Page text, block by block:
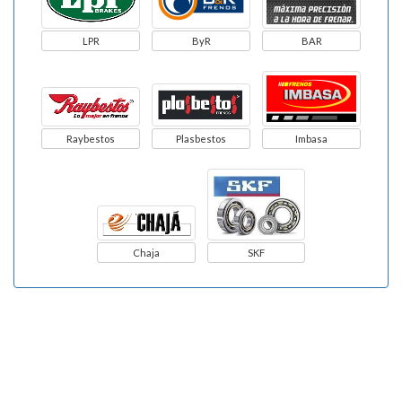
LPR ByR BAR
Raybestos Plasbestos Imbasa
Chaja SKF